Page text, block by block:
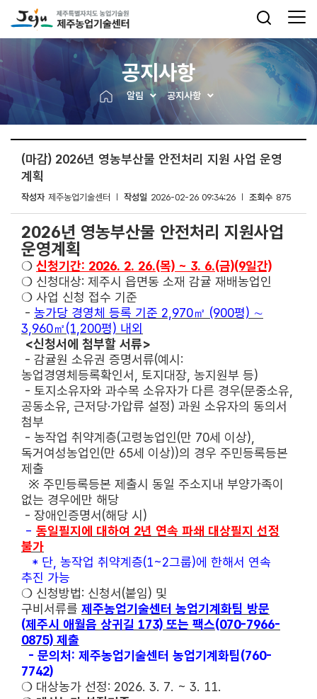
공지사항
알림 공지사항
(마감) 2026년 영농부산물 안전처리 지원 사업 운영
계획
작성자 제주농업기술센터 작성일 2026-02-26 09:34:26 조회수 875
2026년 영농부산물 안전처리 지원사업
운영계획
❍ 신청기간: 2026. 2. 26.(목) ~ 3. 6.(금)(9일간)
❍ 신청대상: 제주시 읍면동 소재 감귤 재배농업인
❍ 사업 신청 접수 기준
- 농가당 경영체 등록 기준 2,970㎡ (900평) ∼
3,960㎡(1,200평) 내외
<신청서에 첨부할 서류>
- 감귤원 소유권 증명서류(예시:
농업경영체등록확인서, 토지대장, 농지원부 등)
- 토지소유자와 과수목 소유자가 다른 경우(문중소유,
공동소유, 근저당·가압류 설정) 과원 소유자의 동의서
첨부
- 농작업 취약계층(고령농업인(만 70세 이상),
독거여성농업인(만 65세 이상))의 경우 주민등록등본
제출
※ 주민등록등본 제출시 동일 주소지내 부양가족이
없는 경우에만 해당
- 장애인증명서(해당 시)
- 동일필지에 대하여 2년 연속 파쇄 대상필지 선정
불가
* 단, 농작업 취약계층(1~2그룹)에 한해서 연속
추진 가능
❍ 신청방법: 신청서(붙임) 및
구비서류를 제주농업기술센터 농업기계화팀 방문
(제주시 애월읍 상귀길 173) 또는 팩스(070-7966-
0875) 제출
- 문의처: 제주농업기술센터 농업기계화팀(760-
7742)
❍ 대상농가 선정: 2026. 3. 7. ~ 3. 11.